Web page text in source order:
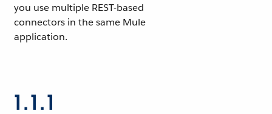
you use multiple REST-based
connectors in the same Mule
application.
1.1.1